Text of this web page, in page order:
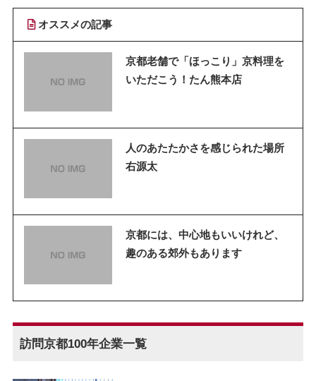
オススメの記事
京都老舗で「ほっこり」京料理を
いただこう！たん熊本店
人のあたたかさを感じられた場所
右源太
京都には、中心地もいいけれど、
趣のある郊外もあります
訪問京都100年企業一覧